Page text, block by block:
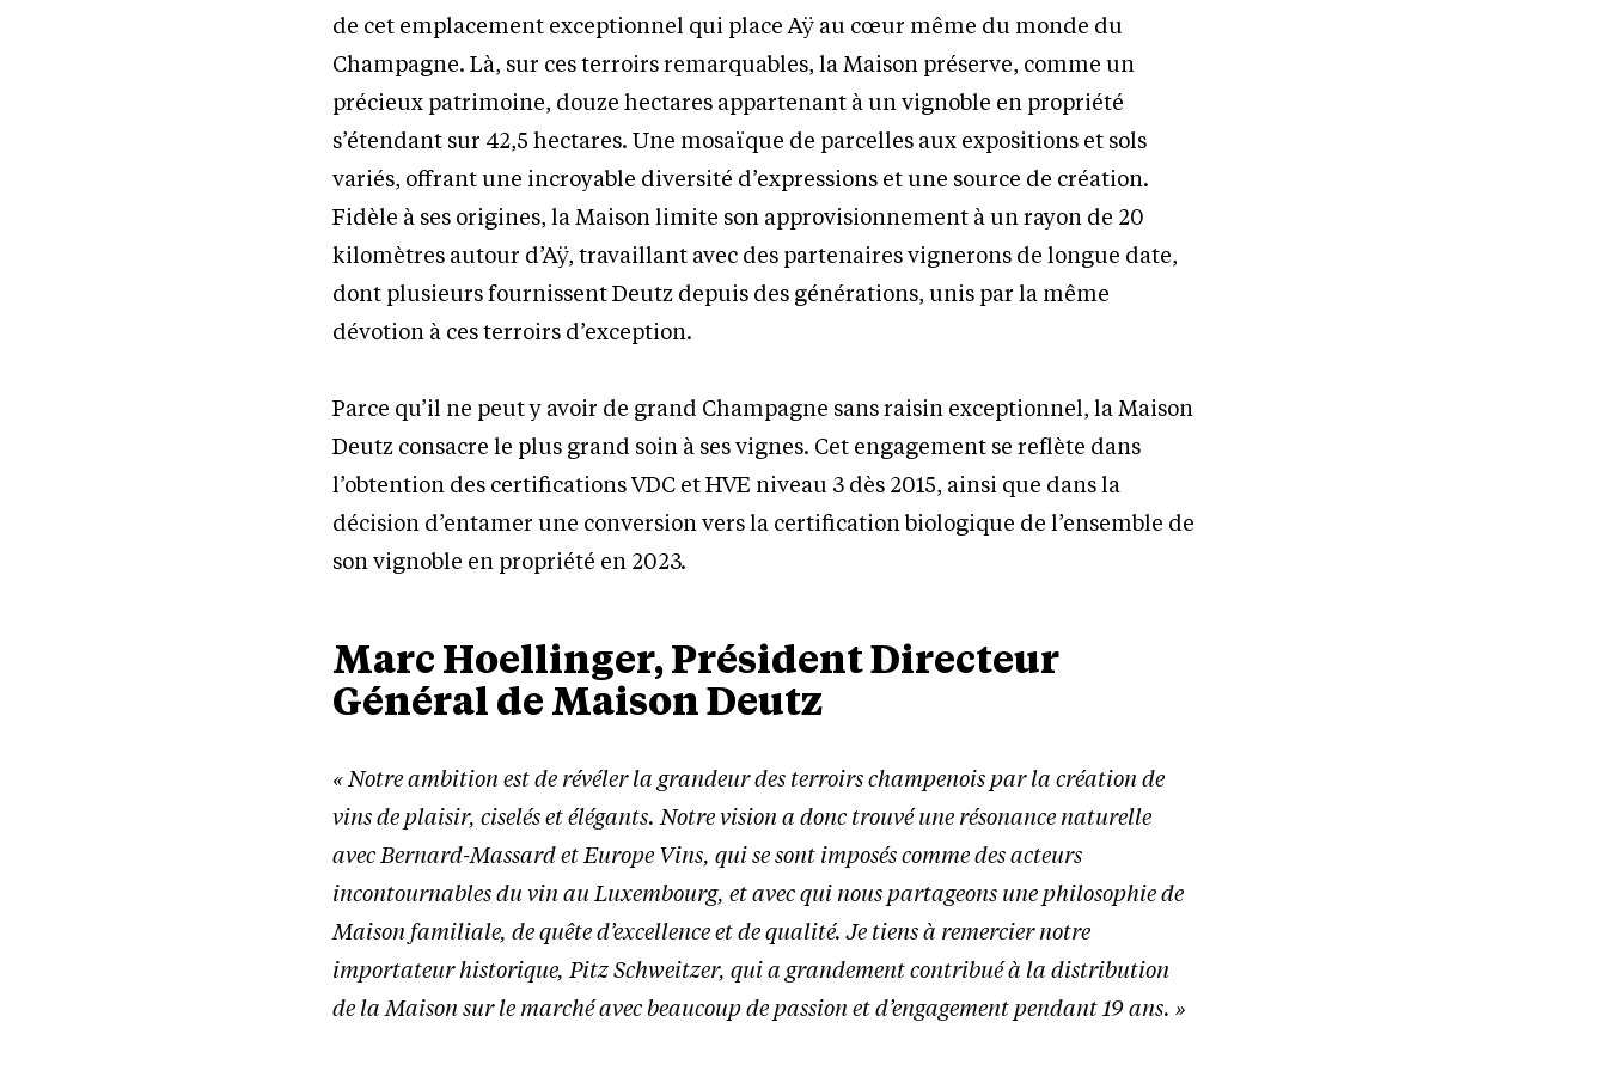
de cet emplacement exceptionnel qui place Aÿ au cœur même du monde du
Champagne. Là, sur ces terroirs remarquables, la Maison préserve, comme un
précieux patrimoine, douze hectares appartenant à un vignoble en propriété
s’étendant sur 42,5 hectares. Une mosaïque de parcelles aux expositions et sols
variés, offrant une incroyable diversité d’expressions et une source de création.
Fidèle à ses origines, la Maison limite son approvisionnement à un rayon de 20
kilomètres autour d’Aÿ, travaillant avec des partenaires vignerons de longue date,
dont plusieurs fournissent Deutz depuis des générations, unis par la même
dévotion à ces terroirs d’exception.
Parce qu’il ne peut y avoir de grand Champagne sans raisin exceptionnel, la Maison
Deutz consacre le plus grand soin à ses vignes. Cet engagement se reflète dans
l’obtention des certifications VDC et HVE niveau 3 dès 2015, ainsi que dans la
décision d’entamer une conversion vers la certification biologique de l’ensemble de
son vignoble en propriété en 2023.
Marc Hoellinger, Président Directeur
Général de Maison Deutz
« Notre ambition est de révéler la grandeur des terroirs champenois par la création de
vins de plaisir, ciselés et élégants. Notre vision a donc trouvé une résonance naturelle
avec Bernard-Massard et Europe Vins, qui se sont imposés comme des acteurs
incontournables du vin au Luxembourg, et avec qui nous partageons une philosophie de
Maison familiale, de quête d’excellence et de qualité. Je tiens à remercier notre
importateur historique, Pitz Schweitzer, qui a grandement contribué à la distribution
de la Maison sur le marché avec beaucoup de passion et d’engagement pendant 19 ans. »